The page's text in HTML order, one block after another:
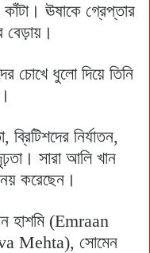
ঊষাকে গ্রেপ্তার
বেড়ায়।
চোখে ধুলো দিয়ে তিনি
ব্রিটিশদের নির্যাতন,
সারা আলি খান
করেছেন।
হাশমি (Emraan
Mehta), সোমেন